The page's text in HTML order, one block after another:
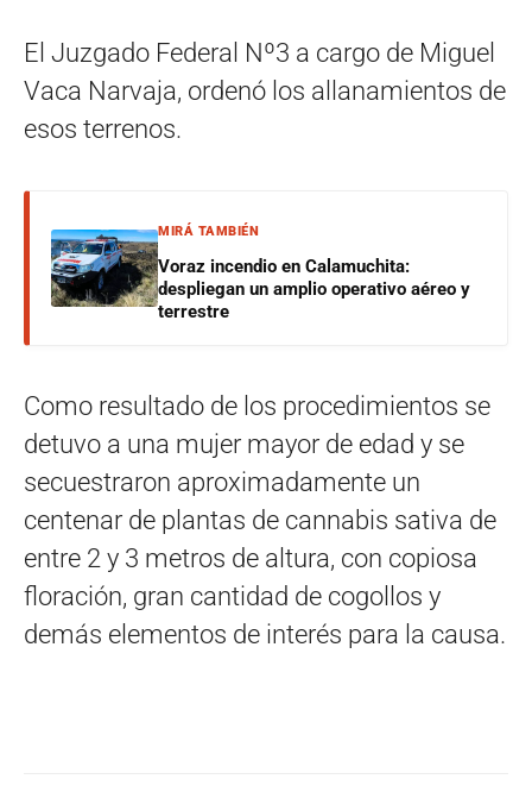
El Juzgado Federal Nº3 a cargo de Miguel
Vaca Narvaja, ordenó los allanamientos de
esos terrenos.
MIRÁ TAMBIÉN
Voraz incendio en Calamuchita:
despliegan un amplio operativo aéreo y
terrestre
Como resultado de los procedimientos se
detuvo a una mujer mayor de edad y se
secuestraron aproximadamente un
centenar de plantas de cannabis sativa de
entre 2 y 3 metros de altura, con copiosa
floración, gran cantidad de cogollos y
demás elementos de interés para la causa.